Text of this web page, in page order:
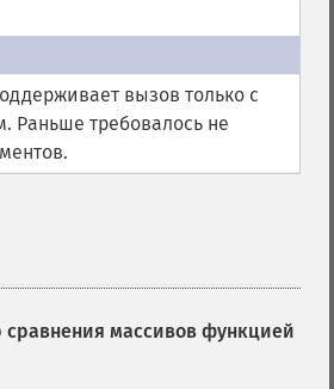
вызов только с
Раньше требовалось не
массивов функцией